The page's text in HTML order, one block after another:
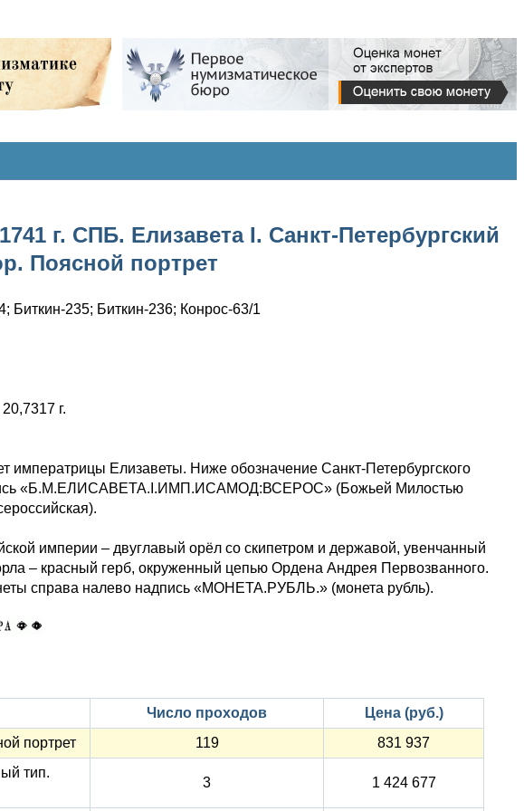
г. СПБ. Елизавета I. Санкт-Петербургский
Поясной портрет
Биткин-235; Биткин-236; Конрос-63/1
20,7317 г.
императрицы Елизаветы. Ниже обозначение Санкт-Петербургского
«Б.М.ЕЛИСАВЕТА.I.ИМП.ИСАМОД:ВСЕРОС» (Божьей Милостью
империи – двуглавый орёл со скипетром и державой, увенчанный
– красный герб, окруженный цепью Ордена Андрея Первозванного.
справа налево надпись «МОНЕТА.РУБЛЬ.» (монета рубль).
Число проходов
Цена (руб.)
портрет
119
831 937
тип.
3 1 424 677